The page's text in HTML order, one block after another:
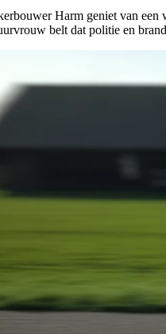
Harm geniet van een
belt dat politie en